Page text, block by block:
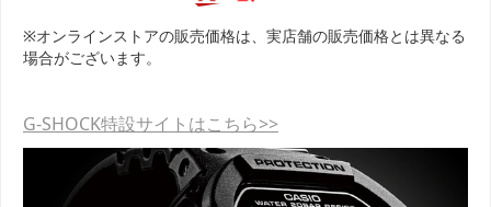
※オンラインストアの販売価格は、実店舗の販売価格とは異なる
場合がございます。
G-SHOCK特設サイトはこちら>>